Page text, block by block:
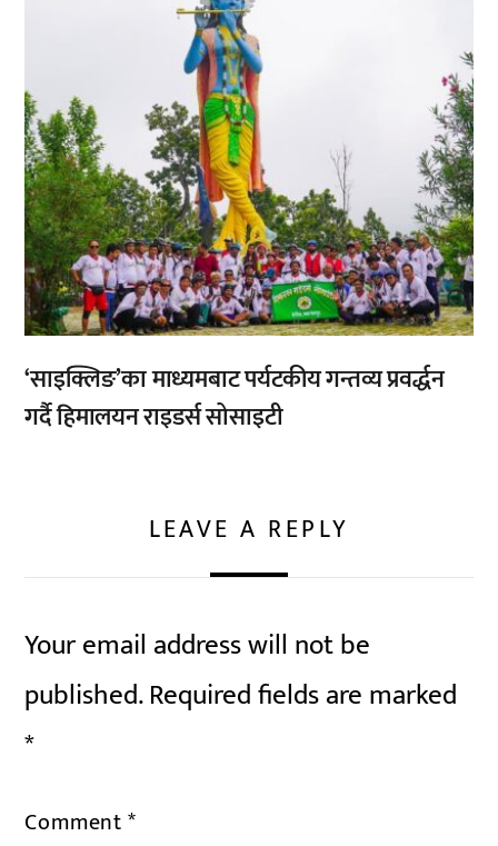
‘साइक्लिङ’का माध्यमबाट पर्यटकीय गन्तव्य प्रवर्द्धन
गर्दै हिमालयन राइडर्स सोसाइटी
LEAVE A REPLY
Your email address will not be
published.Required fields are marked
*
Comment*